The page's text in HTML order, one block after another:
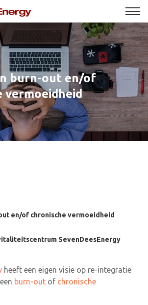
burn-out en/of
vermoeidheid
en/of chronische vermoeidheid
SevenDeesEnergy
heeft een eigen visie op re-integratie
burn-out of chronische